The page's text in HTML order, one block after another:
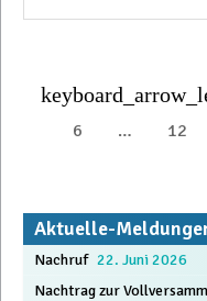
6
… 12
Aktuelle-
Nachruf 22. Juni 2026
Nachtrag zur